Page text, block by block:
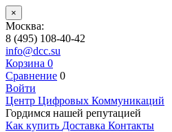
×
Москва:
8 (495) 108-40-42
info@dcc.su
Корзина 0
Сравнение 0
Войти
Центр Цифровых Коммуникаций
Гордимся нашей репутацией
Как купить Доставка Контакты